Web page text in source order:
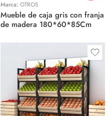
Marca: OTROS
Mueble de caja gris con franja
de madera 180*60*85Cm